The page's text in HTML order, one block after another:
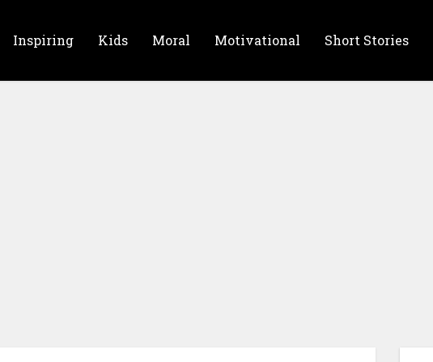
Inspiring Kids Moral Motivational Short Stories